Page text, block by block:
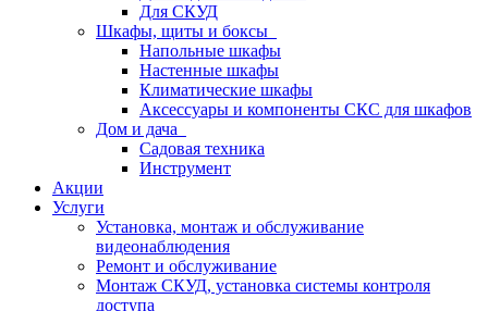
Для СКУД
Шкафы, щиты и боксы
Напольные шкафы
Настенные шкафы
Климатические шкафы
Аксессуары и компоненты СКС для шкафов
Дом и дача
Садовая техника
Инструмент
Акции
Услуги
Установка, монтаж и обслуживание
видеонаблюдения
Ремонт и обслуживание
Монтаж СКУД, установка системы контроля
доступа